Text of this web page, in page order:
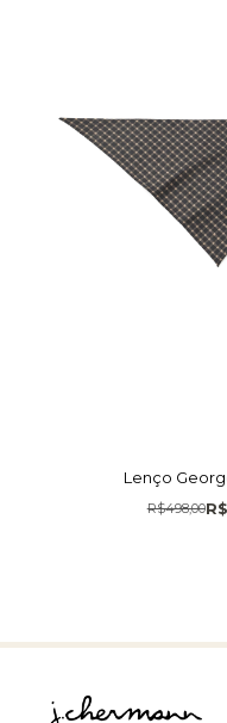
Lenço
R$498,00